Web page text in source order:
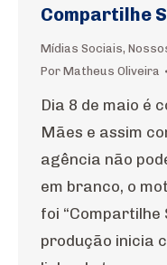
Compartilhe
Mídias Sociais,
Por Matheus Oliveira
Dia 8 de maio é
Mães e assim
agência não
em branco, o
foi “Compartilhe
produção inicia